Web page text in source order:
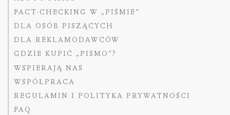
FACT-CHECKING W „PIŚMIE”
DLA OSÓB PISZĄCYCH
DLA REKLAMODAWCÓW
GDZIE KUPIĆ „PISMO”?
WSPIERAJĄ NAS
WSPÓŁPRACA
REGULAMIN I POLITYKA PRYWATNOŚCI
FAQ